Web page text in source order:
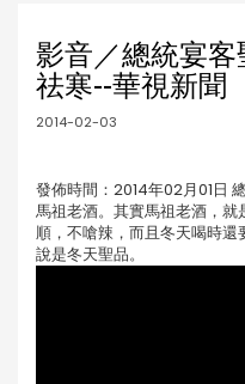
影音／總統宴
祛寒--華視新聞
2014-02-03
發佈時間：2014年02月01日
馬祖老酒。其實馬祖老酒，
順，不嗆辣，而且冬天喝時
說是冬­天聖品。